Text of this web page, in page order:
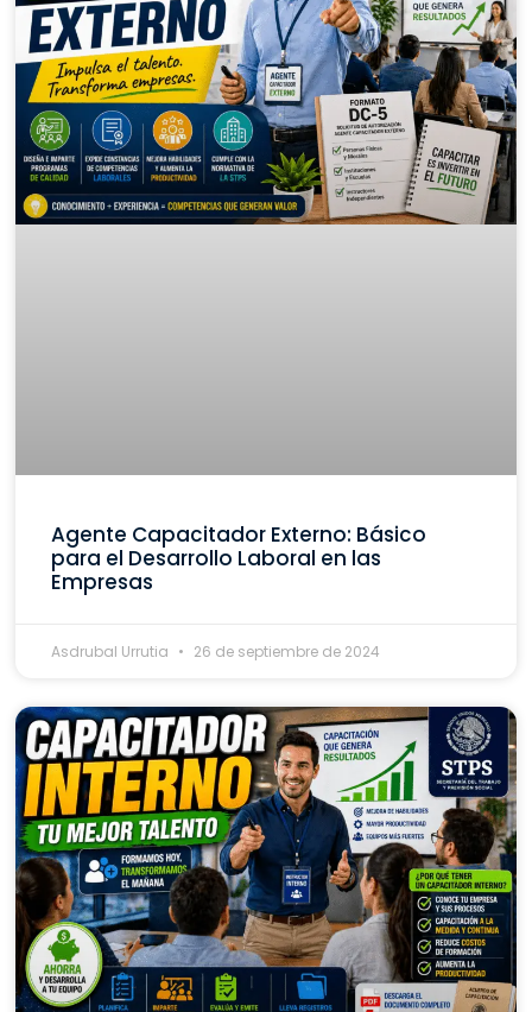
Agente Capacitador Externo: Básico
para el Desarrollo Laboral en las
Empresas
Asdrubal Urrutia 26 de septiembre de 2024